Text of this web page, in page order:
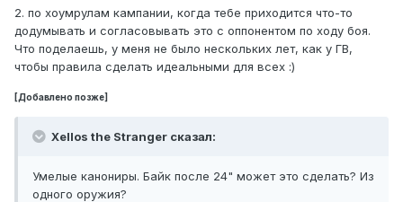
2. по хоумрулам кампании, когда тебе приходится что-то
додумывать и согласовывать это с оппонентом по ходу боя.
Что поделаешь, у меня не было нескольких лет, как у ГВ,
чтобы правила сделать идеальными для всех :)
[Добавлено позже]
Xellos the Stranger сказал:
Умелые канониры. Байк после 24" может это сделать? Из
одного оружия?